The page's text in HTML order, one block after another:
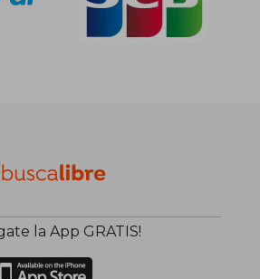
la App GRATIS!